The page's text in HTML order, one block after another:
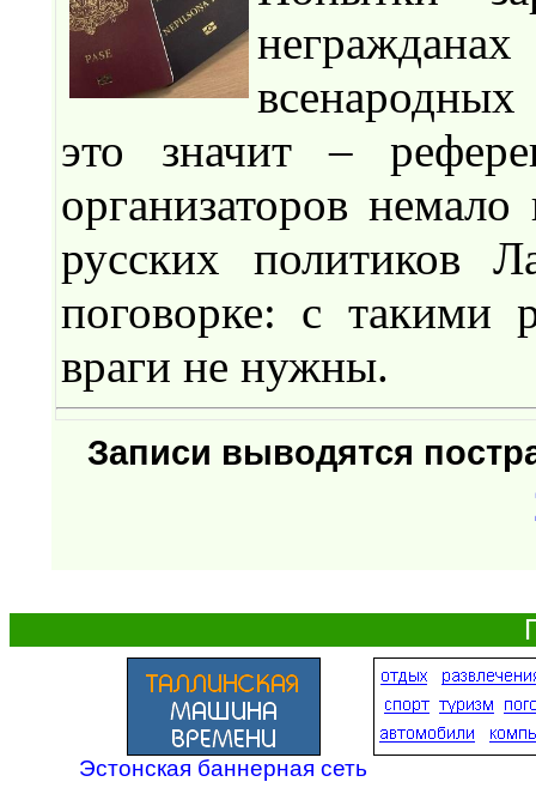
всенародных
это значит –
организаторов
русских политиков
поговорке: с такими
враги не нужны.
Записи выводятся
Эстонская баннерная сеть